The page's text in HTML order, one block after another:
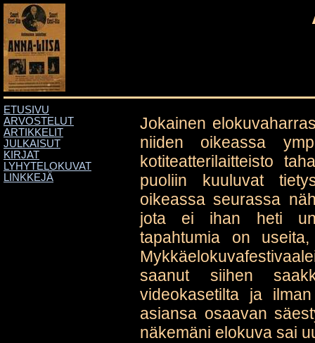
ETUSIVU
ARVOSTELUT
ARTIKKELIT
JULKAISUT
KIRJAT
LYHYTELOKUVAT
LINKKEJÄ
Jokainen
niiden oikeassa
kotiteatterilaitteisto
puoliin kuuluvat
oikeassa seurassa
jota ei ihan heti
tapahtumia on
saanut siihen
videokasetilta ja
asiansa osaavan
näkemäni elokuva sai